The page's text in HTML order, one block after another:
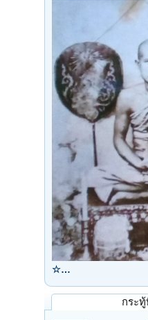
☆…
กระ